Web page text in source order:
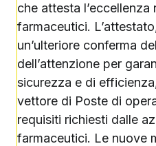
che attesta
farmaceutici.
un’ulteriore conferma
dell’attenzione per
sicurezza e di
vettore di Poste di
requisiti richiesti dalle
farmaceutici. Le nuove